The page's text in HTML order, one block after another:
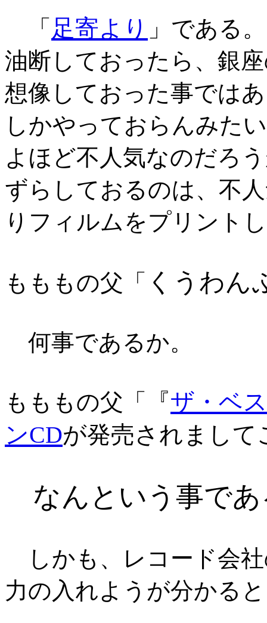
「 足寄より 」である。
油断しておったら、銀
想像しておった事では
しかやっておらんみた
よほど不人気なのだろ
ずらしておるのは、不
りフィルムをプリント
もももの父「 くうわん
何事であるか。
もももの父「 『ザ・ベ
ンCDが発売されまして
なんという事であ
しかも、レコード会
力の入れようが分かる